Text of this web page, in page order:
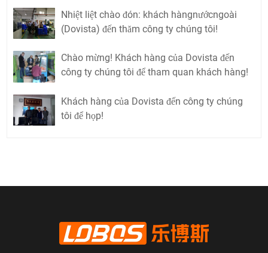
Nhiệt liệt chào đón: khách hàngnướcngoài
(Dovista) đến thăm công ty chúng tôi!
Chào mừng! Khách hàng của Dovista đến
công ty chúng tôi để tham quan khách hàng!
Khách hàng của Dovista đến công ty chúng
tôi để họp!